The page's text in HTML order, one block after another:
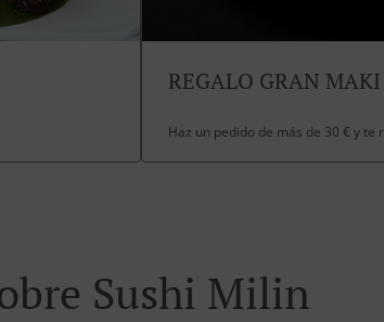
REGALO GRAN
Haz un pedido de más de 30 € y
Sushi Milin